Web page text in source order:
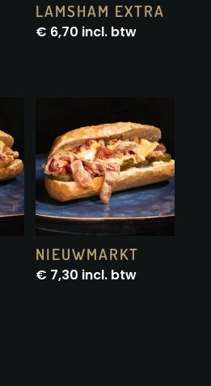
LAMSHAM EXTRA
€ 6,70 incl. btw
NIEUWMARKT
€ 7,30 incl. btw